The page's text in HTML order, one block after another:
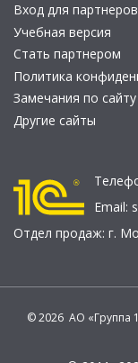
Вход для
Учебная версия
Стать партнером
Политика
Замечания по сайту
Другие сайты
Email:
Отдел продаж: г.
© 2026 АО «Группа